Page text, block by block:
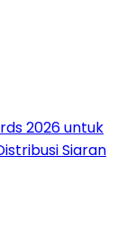
2026 untuk
Siaran